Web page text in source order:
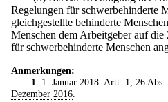
Regelungen für schwerbehinderte
gleichgestellte behinderte
Menschen dem Arbeitgeber auf
für schwerbehinderte Menschen
Anmerkungen:
1
. 1. Januar 2018: Artt. 1, 26
Dezember 2016